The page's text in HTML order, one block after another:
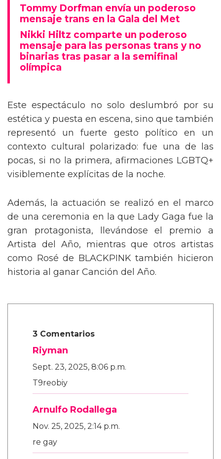
Tommy Dorfman envía un poderoso
mensaje trans en la Gala del Met
Nikki Hiltz comparte un poderoso
mensaje para las personas trans y no
binarias tras pasar a la semifinal
olímpica
Este espectáculo no solo deslumbró por su
estética y puesta en escena, sino que también
representó un fuerte gesto político en un
contexto cultural polarizado: fue una de las
pocas, si no la primera, afirmaciones LGBTQ+
visiblemente explícitas de la noche.
Además, la actuación se realizó en el marco
de una ceremonia en la que Lady Gaga fue la
gran protagonista, llevándose el premio a
Artista del Año, mientras que otros artistas
como Rosé de BLACKPINK también hicieron
historia al ganar Canción del Año.
3 Comentarios
Riyman
Sept. 23, 2025, 8:06 p.m.
T9reobiy
Arnulfo Rodallega
Nov. 25, 2025, 2:14 p.m.
re gay